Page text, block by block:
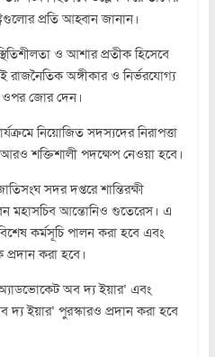
প্রতি আহ্বান জানান।
স্থিতিশীলতা ও আশার প্রতীক হিসেবে
অঙ্গীকার ও নির্ভরযোগ্য
ওপর জোর দেন।
নিয়োজিত সদস্যদের নিরাপত্তা
শক্তিশালী পদক্ষেপ নেওয়া হবে।
সদর দপ্তরে শান্তিরক্ষী
মহাসচিব আন্তোনিও গুতেরেস। এ
কর্মসূচি পালন করা হবে এবং
করা হবে।
অ্যাডভোকেট অব দ্য ইয়ার’ এবং
ইয়ার’ পুরস্কারও প্রদান করা হবে